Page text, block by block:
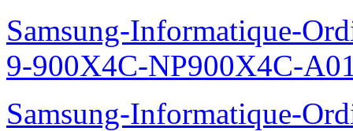
Samsung-Informatique-
9-900X4C-NP900X4C-
Samsung-Informatique-